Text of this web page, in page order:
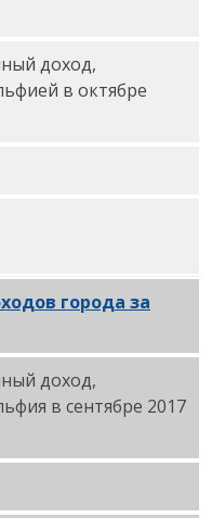
доход,
в октябре
города за
доход,
в сентябре 2017